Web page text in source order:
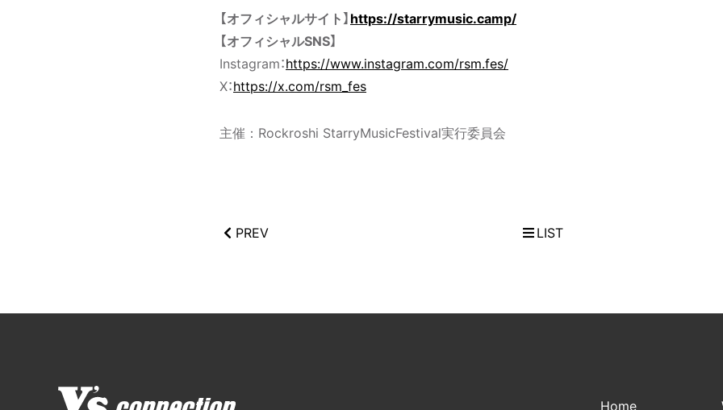
【オフィシャルサイト】 https://starrymusic.camp/
【オフィシャルSNS】
Instagram：https://www.instagram.com/rsm.fes/
X：https://x.com/rsm_fes
主催：Rockroshi StarryMusicFestival実行委員会
PREV LIST
Home